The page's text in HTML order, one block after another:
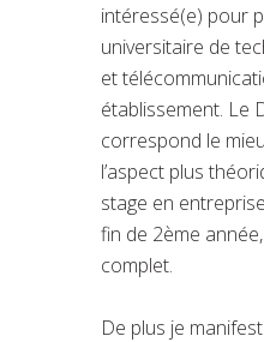
intéressé(e) pour
universitaire de
et
établissement. Le
correspond le
l’aspect plus
stage en
fin de 2ème
complet.
De plus je